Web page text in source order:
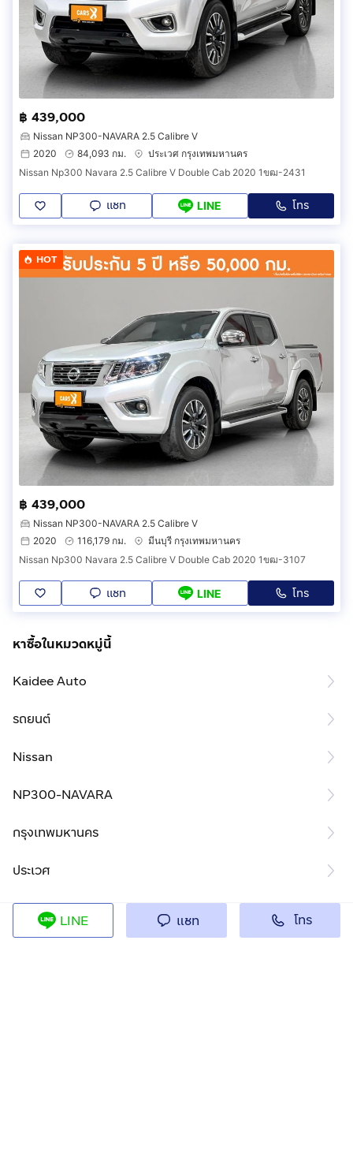
฿ 439,000
Nissan NP300-NAVARA 2.5 Calibre V
2020
84,093 กม.
ประเวศ กรุงเทพมหานคร
Nissan Np300 Navara 2.5 Calibre V Double Cab 2020 1ขฒ-2431
แชท LINE โทร
HOT
฿ 439,000
Nissan NP300-NAVARA 2.5 Calibre V
2020
116,179 กม.
มีนบุรี กรุงเทพมหานคร
Nissan Np300 Navara 2.5 Calibre V Double Cab 2020 1ขฒ-3107
แชท LINE โทร
หาซื้อในหมวดหมู่นี้
Kaidee Auto
รถยนต์
Nissan
NP300-NAVARA
กรุงเทพมหานคร
ประเวศ
LINE แชท โทร